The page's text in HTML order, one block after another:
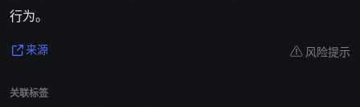
行为。
来源 风险提示
关联标签